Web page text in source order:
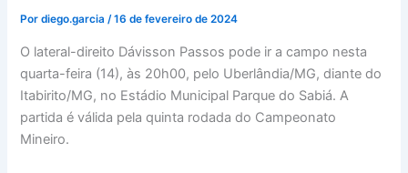
Pordiego.garcia/16 de fevereiro de 2024
O lateral-direito Dávisson Passos pode ir a campo nesta
quarta-feira (14), às 20h00, pelo Uberlândia/MG, diante do
Itabirito/MG, no Estádio Municipal Parque do Sabiá. A
partida é válida pela quinta rodada do Campeonato
Mineiro.